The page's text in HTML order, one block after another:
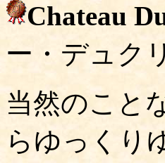
Chateau
ー・デュク
当然のこと
らゆっくり